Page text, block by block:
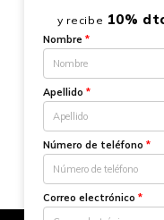
y recibe 10%
Nombre *
Apellido *
Número de teléfono *
Correo electrónico *